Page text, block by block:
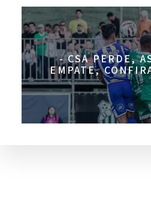
- CSA PERDE,
EMPATE,